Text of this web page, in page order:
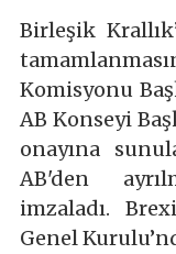
Birleşik
Komisyonu
AB Konseyi
onayına
AB'den
imzaladı.
Genel